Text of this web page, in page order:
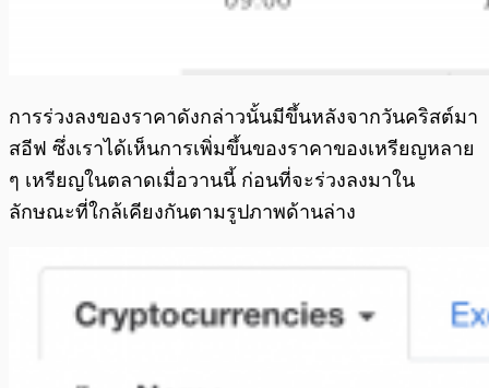
การร่วงลงของราคาดังกล่าวนั้นมีขึ้นหลังจากวันคริสต์มา
สอีฟ ซึ่งเราได้เห็นการเพิ่มขึ้นของราคาของเหรียญหลาย
ๆ เหรียญในตลาดเมื่อวานนี้ ก่อนที่จะร่วงลงมาใน
ลักษณะที่ใกล้เคียงกันตามรูปภาพด้านล่าง